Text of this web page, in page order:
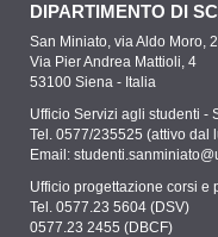
DIPARTIMENTO DI
San Miniato, via Aldo Moro, 2
Via Pier Andrea Mattioli, 4
53100 Siena - Italia
Ufficio Servizi agli studenti -
Tel. 0577/235525 (attivo dal
Email:
Ufficio progettazione corsi e
Tel. 0577.23 5604 (DSV)
0577.23 2455 (DBCF)